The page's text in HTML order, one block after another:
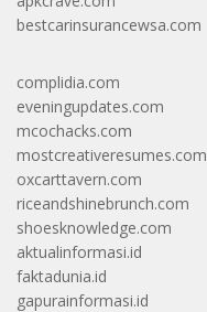
bestcarinsurancewsa.com
complidia.com
eveningupdates.com
mcochacks.com
mostcreativeresumes.com
oxcarttavern.com
riceandshinebrunch.com
shoesknowledge.com
aktualinformasi.id
faktadunia.id
gapurainformasi.id